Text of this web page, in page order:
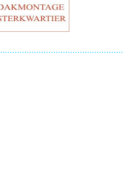
Bedrijventerreinen